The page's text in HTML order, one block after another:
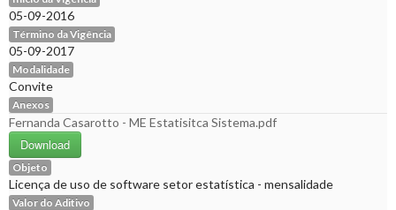
05-09-2016
Término da Vigência
05-09-2017
Modalidade
Convite
Anexos
Fernanda Casarotto - ME Estatisitca Sistema.pdf
Download
Objeto
Licença de uso de software setor estatística - mensalidade
Valor do Aditivo